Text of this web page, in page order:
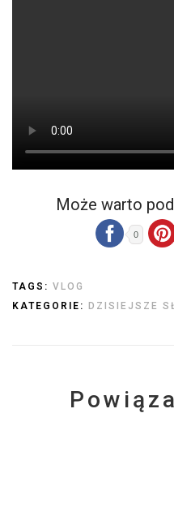
Może warto
0
TAGS: VLOG
KATEGORIE:
DZISIEJSZE